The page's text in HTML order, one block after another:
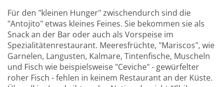
Für den "kleinen Hunger" zwischendurch sind die
"Antojito" etwas kleines Feines. Sie bekommen sie als
Snack an der Bar oder auch als Vorspeise im
Spezialitätenrestaurant. Meeresfrüchte, "Mariscos", wie
Garnelen, Langusten, Kalmare, Tintenfische, Muscheln
und Fisch wie beispielsweise "Ceviche" - gewürfelter
roher Fisch - fehlen in keinem Restaurant an der Küste.